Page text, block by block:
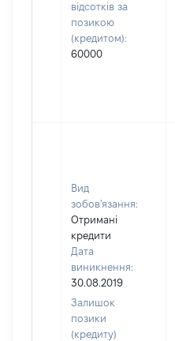
відсотків за
позикою
(кредитом):
60000
Вид
зобов'язання:
Отримані
кредити
Дата
виникнення:
30.08.2019
Залишок
позики
(кредиту)